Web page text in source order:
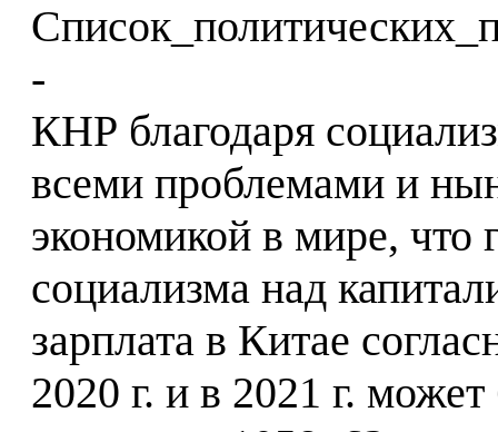
-
КНР благодаря
всеми проблемами и
экономикой в мире, что
социализма над
зарплата в Китае
2020 г. и в 2021 г.